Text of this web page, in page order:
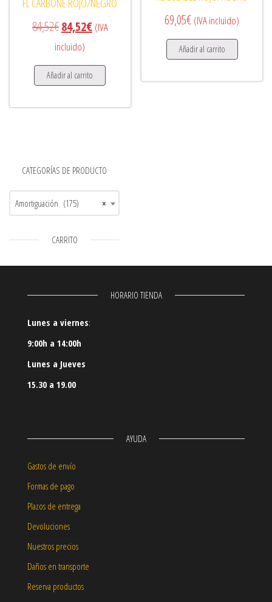
FL CARBONE ROJO/NEGRO
84,52€El precio original era: 84,52€.
84,52€El precio actual es: 84,52€.
(IVA
incluido)
Añadir al carrito
69,05€ (IVA incluido)
Añadir al carrito
CATEGORÍAS DE PRODUCTO
×
Amortiguación (175)
CARRITO
HORARIO TIENDA
Lunes a viernes:
9:00h a 14:00h
Lunes a Jueves
15.30 a 19.00
AYUDA
Gastos de envío
Formas de pago
Plazos de entrega
Devoluciones
Nuestros precios
Daños en transporte
Reserva productos